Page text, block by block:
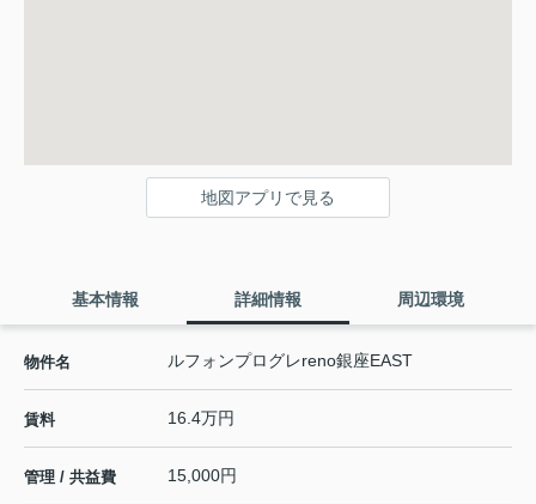
地図アプリで見る
基本情報 詳細情報 周辺環境
物件名 ルフォンプログレreno銀座EAST
賃料 16.4万円
管理 / 共益費 15,000円